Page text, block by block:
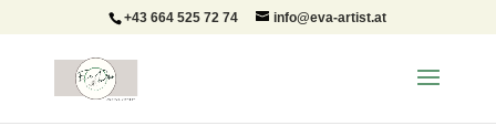
+43 664 525 72 74 info@eva-artist.at